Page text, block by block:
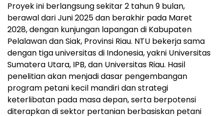
Proyek ini berlangsung sekitar 2 tahun 9 bulan,
berawal dari Juni 2025 dan berakhir pada Maret
2028, dengan kunjungan lapangan di Kabupaten
Pelalawan dan Siak, Provinsi Riau. NTU bekerja sama
dengan tiga universitas di Indonesia, yakni Universitas
Sumatera Utara, IPB, dan Universitas Riau. Hasil
penelitian akan menjadi dasar pengembangan
program petani kecil mandiri dan strategi
keterlibatan pada masa depan, serta berpotensi
diterapkan di sektor pertanian berbasiskan petani